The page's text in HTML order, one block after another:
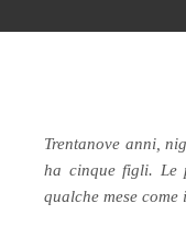
Trentanove anni,
ha cinque figli. Le
qualche mese